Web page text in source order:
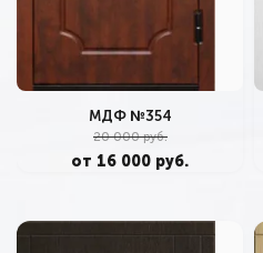
МДФ №354
20 000 руб.
от 16 000 руб.